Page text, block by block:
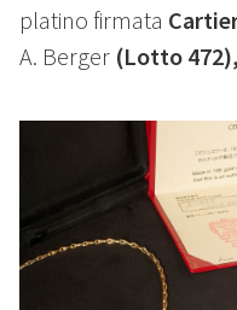
platino firmata
A. Berger (Lotto 472),